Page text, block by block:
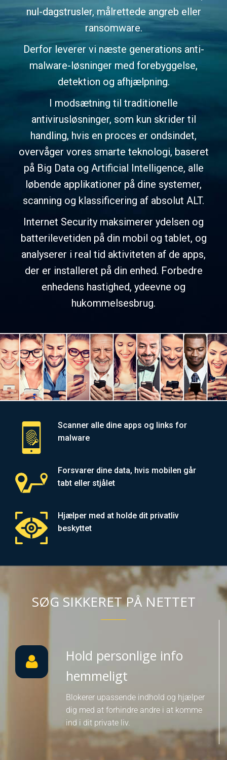
nul-dagstrusler, målrettede angreb eller
ransomware.
Derfor leverer vi næste generations anti-
malware-løsninger med forebyggelse,
detektion og afhjælpning.
I modsætning til traditionelle
antivirusløsninger, som kun skrider til
handling, hvis en proces er ondsindet,
overvåger vores smarte teknologi, baseret
på Big Data og Artificial Intelligence, alle
løbende applikationer på dine systemer,
scanning og klassificering af absolut ALT.
Internet Security maksimerer ydelsen og
batterilevetiden på din mobil og tablet, og
analyserer i real tid aktiviteten af ​​de apps,
der er installeret på din enhed. Forbedre
enhedens hastighed, ydeevne og
hukommelsesbrug.
Scanner alle dine apps og links for
malware
Forsvarer dine data, hvis mobilen går
tabt eller stjålet
Hjælper med at holde dit privatliv
beskyttet
SØG SIKKERET PÅ NETTET
Hold personlige info
hemmeligt
Blokerer upassende indhold og hjælper
dig med at forhindre andre i at komme
ind i dit private liv.